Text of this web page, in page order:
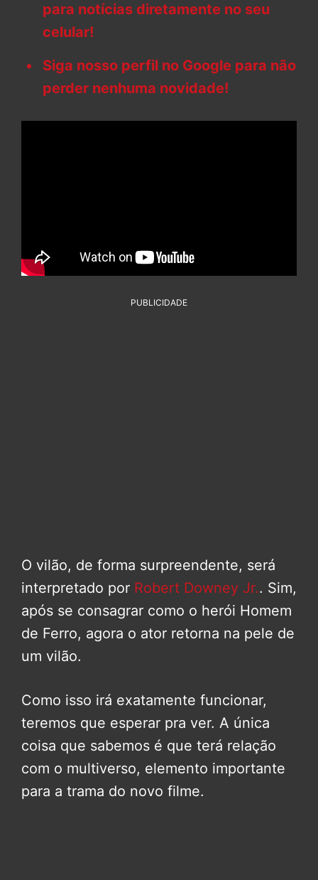
para notícias diretamente no seu
celular!
Siga nosso perfil no Google para não
perder nenhuma novidade!
PUBLICIDADE
O vilão, de forma surpreendente, será
interpretado por Robert Downey Jr.. Sim,
após se consagrar como o herói Homem
de Ferro, agora o ator retorna na pele de
um vilão.
Como isso irá exatamente funcionar,
teremos que esperar pra ver. A única
coisa que sabemos é que terá relação
com o multiverso, elemento importante
para a trama do novo filme.